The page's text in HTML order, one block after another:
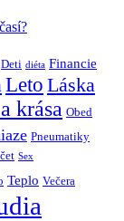
Deti diéta Financie
Leto Láska
krása Obed
Pneumatiky
Sex
Teplo Večera